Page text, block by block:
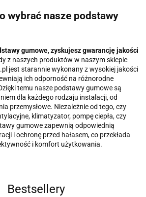
wybrać nasze podstawy
gumowe, zyskujesz gwarancję jakości
z naszych produktów w naszym sklepie
jest starannie wykonany z wysokiej jakości
ich odporność na różnorodne
temu nasze podstawy gumowe są
dla każdego rodzaju instalacji, od
przemysłowe. Niezależnie od tego, czy
klimatyzator, pompę ciepła, czy
gumowe zapewnią odpowiednią
i ochronę przed hałasem, co przekłada
i komfort użytkowania.
Bestsellery